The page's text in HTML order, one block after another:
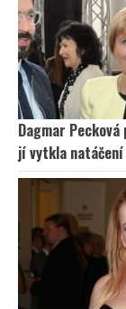
Dagmar
jí vytkla